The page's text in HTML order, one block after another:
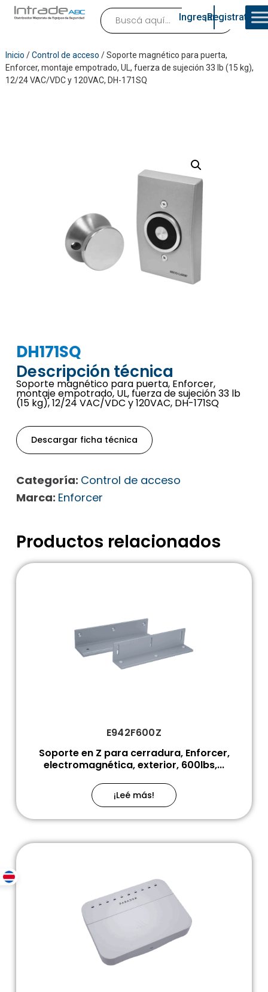
Ingresar¡Registrate!
Inicio /Control de acceso / Soporte magnético para puerta,
Enforcer, montaje empotrado, UL, fuerza de sujeción 33 lb (15 kg),
12/24 VAC/VDC y 120VAC, DH-171SQ
DH171SQ
Descripción técnica
Soporte magnético para puerta, Enforcer,
montaje empotrado, UL, fuerza de sujeción 33 lb
(15 kg), 12/24 VAC/VDC y 120VAC, DH-171SQ
Descargar ficha técnica
Categoría: Control de acceso
Marca: Enforcer
Productos relacionados
E942F600Z
Soporte en Z para cerradura, Enforcer,
electromagnética, exterior, 600lbs,...
¡Leé más!